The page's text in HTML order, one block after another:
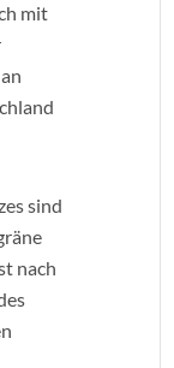
mit
sind
nach